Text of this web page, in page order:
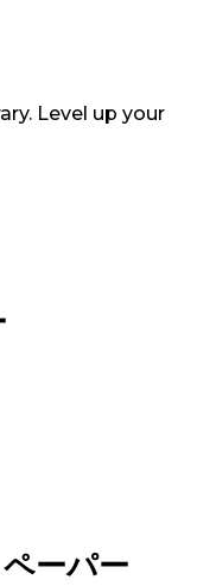
Level up your
ーパー